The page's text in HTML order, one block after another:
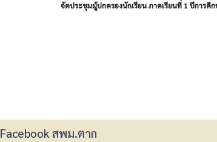
จัดประชุมผู้ปกครองนักเรียน ภาคเรียนที่​ 1 ปีการศึ
Facebook สพม.ตาก